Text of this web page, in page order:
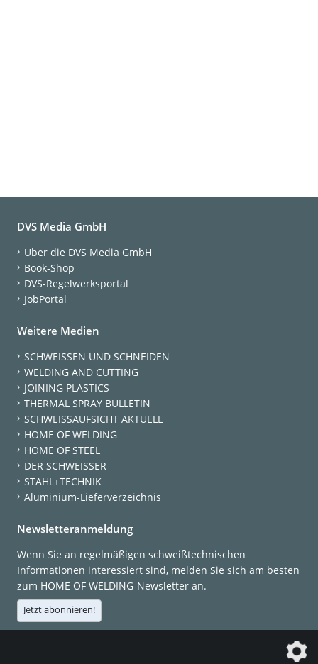
DVS Media GmbH
Über die DVS Media GmbH
Book-Shop
DVS-Regelwerksportal
JobPortal
Weitere Medien
SCHWEISSEN UND SCHNEIDEN
WELDING AND CUTTING
JOINING PLASTICS
THERMAL SPRAY BULLETIN
SCHWEISSAUFSICHT AKTUELL
HOME OF WELDING
HOME OF STEEL
DER SCHWEISSER
STAHL+TECHNIK
Aluminium-Lieferverzeichnis
Newsletteranmeldung
Wenn Sie an regelmäßigen schweißtechnischen
Informationen interessiert sind, melden Sie sich am besten
zum HOME OF WELDING-Newsletter an.
Jetzt abonnieren!